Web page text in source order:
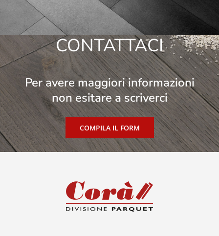
CONTATTACI
Per avere maggiori informazioni
non esitare a scriverci
COMPILA IL FORM